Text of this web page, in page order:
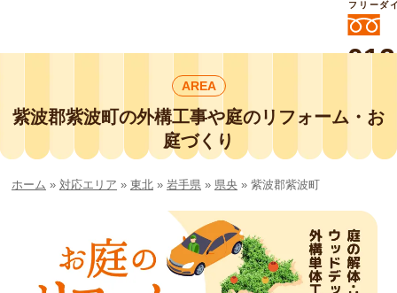
外構工事や庭リフォームは庭づくり業界
No.1チェーン店の
smileガーデンプチ庭づくり事業部にお
任せください！
フリーダ
AREA
紫波郡紫波町の外構工事や庭のリフォーム・お
庭づくり
ホーム » 対応エリア » 東北 » 岩手県 » 県央 » 紫波郡紫波町